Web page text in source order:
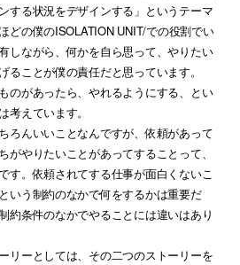
する状況をデザインする」というテーマ
どの僕のISOLATION UNIT/での役割でい
しながら、何かを自ら思って、やりたい
ることが僕の責任だと思っています。
のがあったら、やれるようにする、とい
考えています。
ろんいいことなんですが、依頼があって
がやりたいことがあってすることって、
す。依頼されてする仕事が面白くないこ
いう制約のなかで何をするかは重要だ
約条件のなかでやることには違いはあり
リーとしては、その二つのストーリーを